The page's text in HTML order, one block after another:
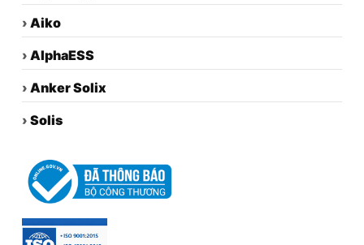
› Aiko
› AlphaESS
› Anker Solix
› Solis